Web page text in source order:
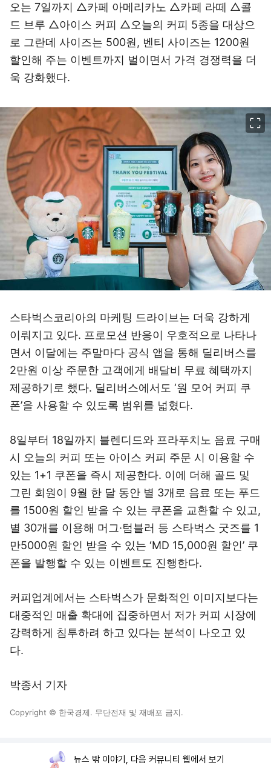
오는 7일까지 △카페 아메리카노 △카페 라떼 △콜
드 브루 △아이스 커피 △오늘의 커피 5종을 대상으
로 그란데 사이즈는 500원, 벤티 사이즈는 1200원
할인해 주는 이벤트까지 벌이면서 가격 경쟁력을 더
욱 강화했다.
스타벅스코리아의 마케팅 드라이브는 더욱 강하게
이뤄지고 있다. 프로모션 반응이 우호적으로 나타나
면서 이달에는 주말마다 공식 앱을 통해 딜리버스를
2만원 이상 주문한 고객에게 배달비 무료 혜택까지
제공하기로 했다. 딜리버스에서도 ‘원 모어 커피 쿠
폰’을 사용할 수 있도록 범위를 넓혔다.
8일부터 18일까지 블렌디드와 프라푸치노 음료 구매
시 오늘의 커피 또는 아이스 커피 주문 시 이용할 수
있는 1+1 쿠폰을 즉시 제공한다. 이에 더해 골드 및
그린 회원이 9월 한 달 동안 별 3개로 음료 또는 푸드
를 1500원 할인 받을 수 있는 쿠폰을 교환할 수 있고,
별 30개를 이용해 머그·텀블러 등 스타벅스 굿즈를 1
만5000원 할인 받을 수 있는 ‘MD 15,000원 할인’ 쿠
폰을 발행할 수 있는 이벤트도 진행한다.
커피업계에서는 스타벅스가 문화적인 이미지보다는
대중적인 매출 확대에 집중하면서 저가 커피 시장에
강력하게 침투하려 하고 있다는 분석이 나오고 있
다.
박종서 기자
Copyright © 한국경제. 무단전재 및 재배포 금지.
뉴스 밖 이야기, 다음 커뮤니티 웹에서 보기